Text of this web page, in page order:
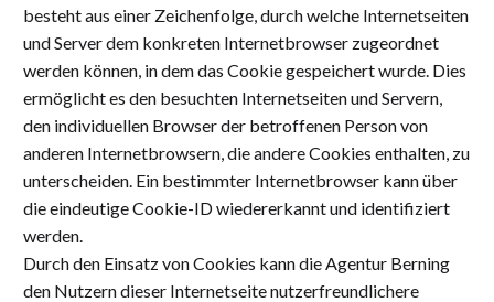
besteht aus einer Zeichenfolge, durch welche Internetseiten
und Server dem konkreten Internetbrowser zugeordnet
werden können, in dem das Cookie gespeichert wurde. Dies
ermöglicht es den besuchten Internetseiten und Servern,
den individuellen Browser der betroffenen Person von
anderen Internetbrowsern, die andere Cookies enthalten, zu
unterscheiden. Ein bestimmter Internetbrowser kann über
die eindeutige Cookie-ID wiedererkannt und identifiziert
werden.
Durch den Einsatz von Cookies kann die Agentur Berning
den Nutzern dieser Internetseite nutzerfreundlichere